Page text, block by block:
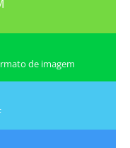
de imagem